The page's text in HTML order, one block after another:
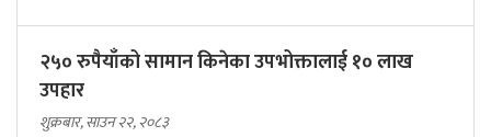
२५० रुपैयाँको सामान किनेका उपभोक्तालाई १० लाख
उपहार
शुक्रबार, साउन २२, २०८३